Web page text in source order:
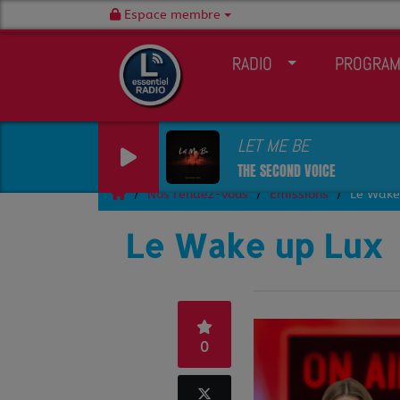
Espace membre
RADIO
LET ME BE
THE SECOND VOICE
Nos rendez-vous Emissions Le
Le Wake up Lux
0